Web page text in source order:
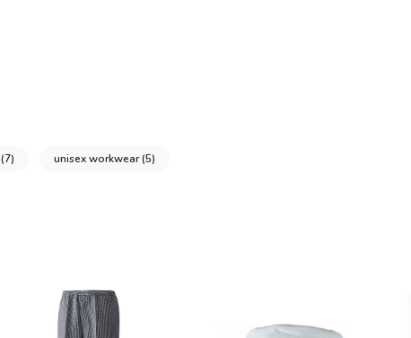
(7) unisex workwear(5)